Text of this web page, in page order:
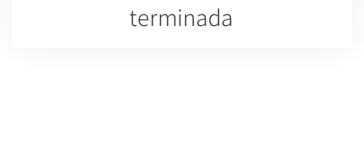
terminada